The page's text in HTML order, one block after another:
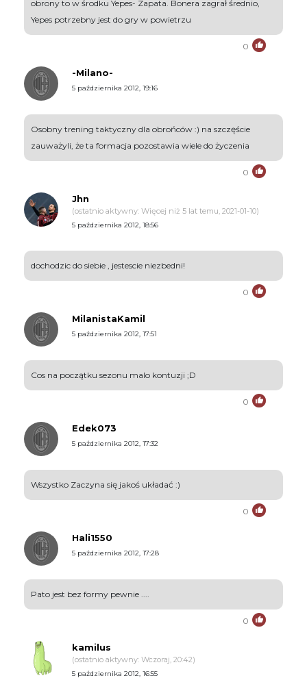
obrony to w środku Yepes- Zapata. Bonera zagrał średnio,
Yepes potrzebny jest do gry w powietrzu
0
-Milano-
5 października 2012, 19:16
Osobny trening taktyczny dla obrońców :) na szczęście
zauważyli, że ta formacja pozostawia wiele do życzenia
0
Jhn
(ostatnio aktywny: Więcej niż 5 lat temu, 2021-01-10)
5 października 2012, 18:56
dochodzic do siebie , jestescie niezbedni!
0
MilanistaKamil
5 października 2012, 17:51
Cos na początku sezonu malo kontuzji ;D
0
Edek073
5 października 2012, 17:32
Wszystko Zaczyna się jakoś układać :)
0
Hali1550
5 października 2012, 17:28
Pato jest bez formy pewnie ....
0
kamilus
(ostatnio aktywny: Wczoraj, 20:42)
5 października 2012, 16:55